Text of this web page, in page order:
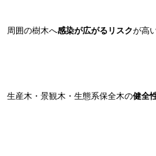
周囲の樹木へ感染が広がるリスクが高
生産木・景観木・生態系保全木の健全